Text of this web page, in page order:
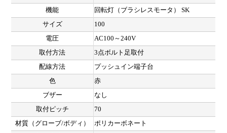
機能
回転灯（ブラシレスモータ） SK
サイズ
100
電圧
AC100～240V
取付方法
3点ボルト足取付
配線方法
プッシュイン端子台
色
赤
ブザー
なし
取付ピッチ
70
材質（グローブ/ボディ）
ポリカーボネート